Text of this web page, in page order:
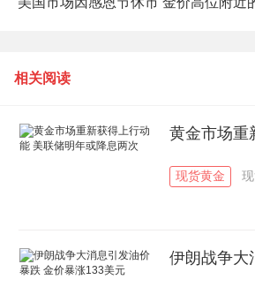
相关阅读
黄金市场重
现货黄金
伊朗战争大